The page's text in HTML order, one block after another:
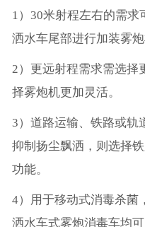
1）30米射程左右的需
洒水车尾部进行加装雾炮
2）更远射程需求需选择
择雾炮机更加灵活。
3）道路运输、铁路或轨
抑制扬尘飘洒，则选择
功能。
4）用于移动式消毒杀菌
洒水车式雾炮消毒车均可